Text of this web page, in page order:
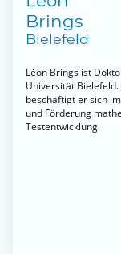
Brings
Bielefeld
Léon Brings ist
Universität
beschäftigt er sich
und Förderung
Testentwicklung.